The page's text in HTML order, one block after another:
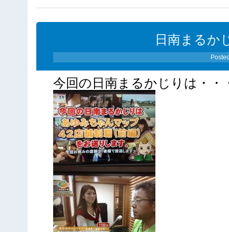
日南まるか
今回の日南まるかじりは・